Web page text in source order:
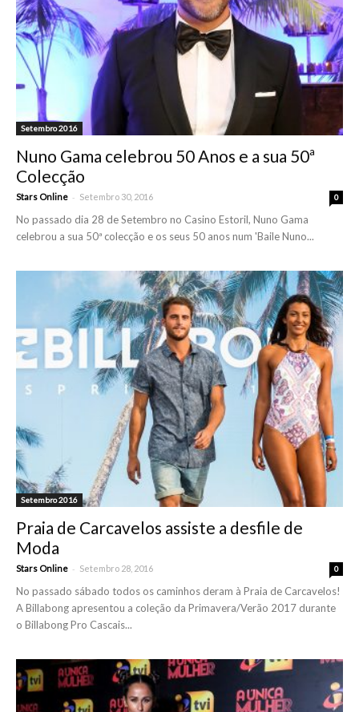
Setembro 2016
Nuno Gama celebrou 50 Anos e a sua 50ª
Colecção
Stars Online - Setembro 30, 2016 0
No passado dia 28 de Setembro no Casino Estoril, Nuno Gama
celebrou a sua 50ª colecção e os seus 50 anos num 'Baile Nuno...
Setembro 2016
Praia de Carcavelos assiste a desfile de
Moda
Stars Online - Setembro 28, 2016 0
No passado sábado todos os caminhos deram à Praia de Carcavelos!
A Billabong apresentou a coleção da Primavera/Verão 2017 durante
o Billabong Pro Cascais...